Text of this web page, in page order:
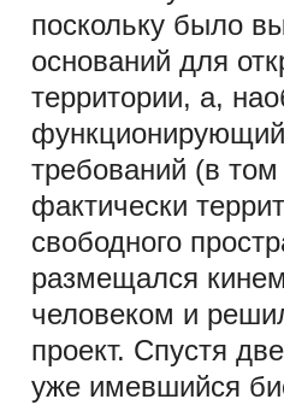
поскольку было
оснований для
территории, а,
функционирующий
требований (в том
фактически
свободного
размещался
человеком и
проект. Спустя
уже имевшийся